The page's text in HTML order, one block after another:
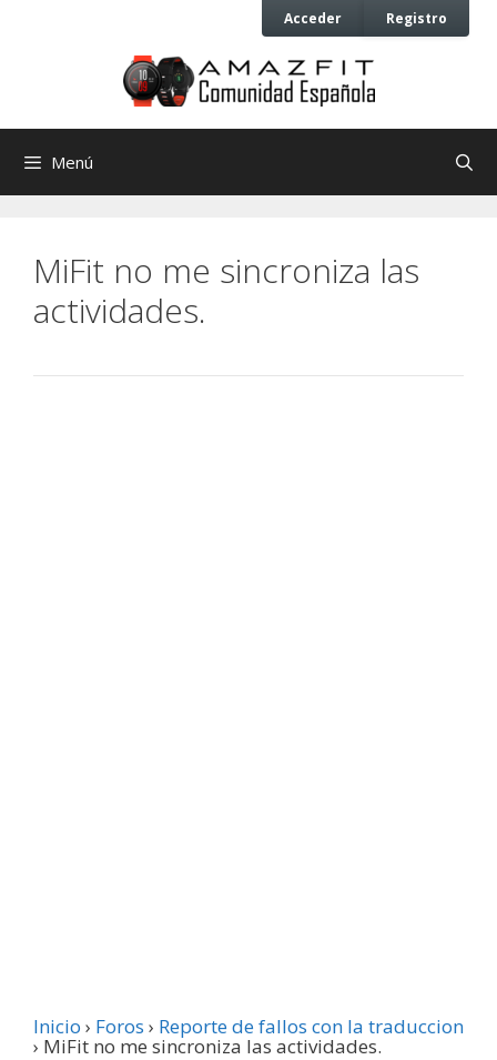
Acceder Registro
Menú
MiFit no me sincroniza las
actividades.
Inicio › Foros › Reporte de fallos con la traduccion
› MiFit no me sincroniza las actividades.